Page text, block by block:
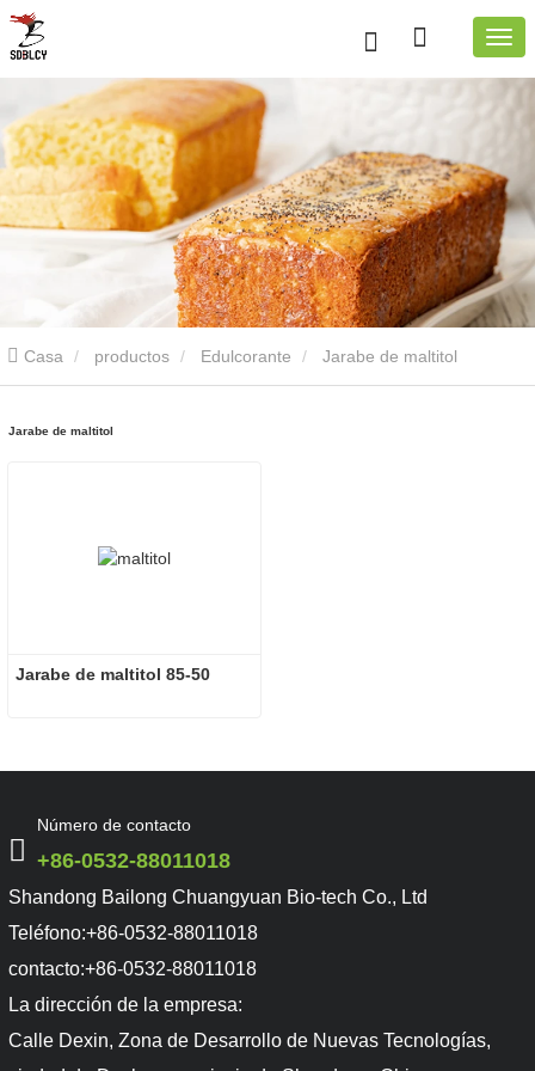
Casa productos Edulcorante Jarabe de maltitol
Jarabe de maltitol
Jarabe de maltitol 85-50
Número de contacto
+86-0532-88011018
Shandong Bailong Chuangyuan Bio-tech Co., Ltd
Teléfono:+86-0532-88011018
contacto:+86-0532-88011018
La dirección de la empresa:
Calle Dexin, Zona de Desarrollo de Nuevas Tecnologías,